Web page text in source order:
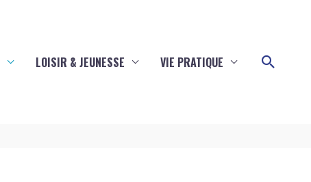
LOISIR & JEUNESSE VIE PRATIQUE